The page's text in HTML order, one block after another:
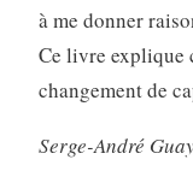
à me donner
Ce livre explique
changement de
Serge-André